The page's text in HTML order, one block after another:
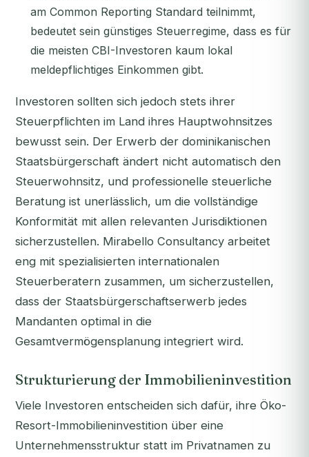
am Common Reporting Standard teilnimmt,
bedeutet sein günstiges Steuerregime, dass es für
die meisten CBI-Investoren kaum lokal
meldepflichtiges Einkommen gibt.
Investoren sollten sich jedoch stets ihrer
Steuerpflichten im Land ihres Hauptwohnsitzes
bewusst sein. Der Erwerb der dominikanischen
Staatsbürgerschaft ändert nicht automatisch den
Steuerwohnsitz, und professionelle steuerliche
Beratung ist unerlässlich, um die vollständige
Konformität mit allen relevanten Jurisdiktionen
sicherzustellen. Mirabello Consultancy arbeitet
eng mit spezialisierten internationalen
Steuerberatern zusammen, um sicherzustellen,
dass der Staatsbürgerschaftserwerb jedes
Mandanten optimal in die
Gesamtvermögensplanung integriert wird.
Strukturierung der Immobilieninvestition
Viele Investoren entscheiden sich dafür, ihre Öko-
Resort-Immobilieninvestition über eine
Unternehmensstruktur statt im Privatnamen zu